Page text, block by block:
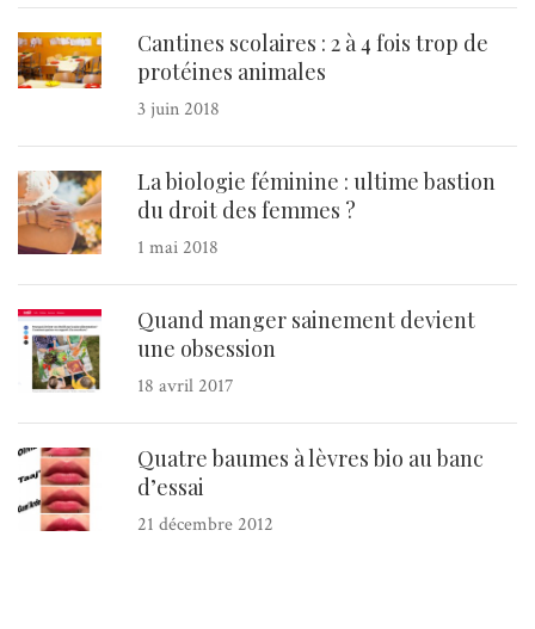
Cantines scolaires : 2 à 4 fois trop de
protéines animales
3 juin 2018
La biologie féminine : ultime bastion
du droit des femmes ?
1 mai 2018
Quand manger sainement devient
une obsession
18 avril 2017
Quatre baumes à lèvres bio au banc
d’essai
21 décembre 2012